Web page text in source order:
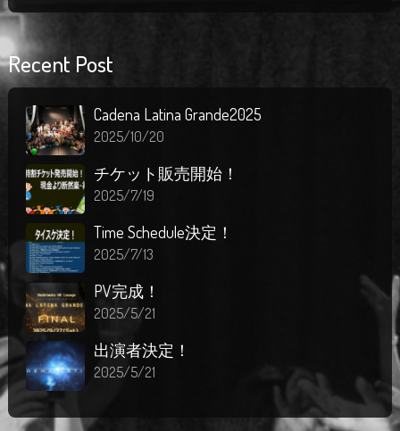
Recent Post
Cadena Latina Grande2025
2025/10/20
チケット販売開始！
2025/7/19
Time Schedule決定！
2025/7/13
PV完成！
2025/5/21
出演者決定！
2025/5/21